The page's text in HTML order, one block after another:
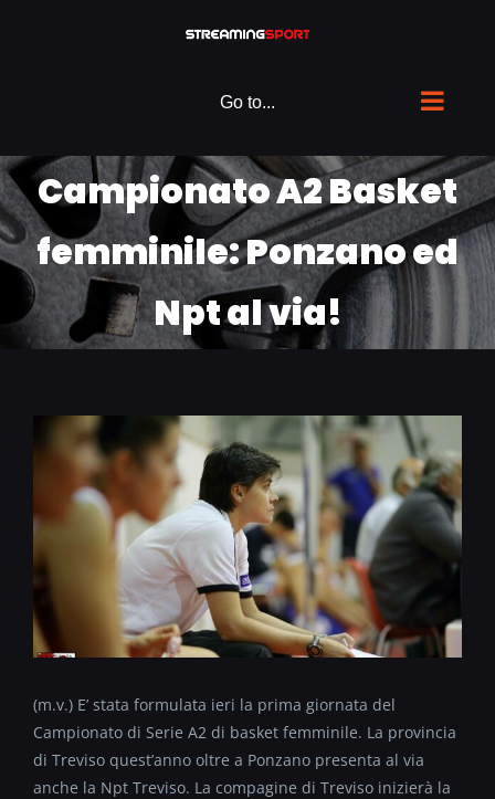
Go to...
Campionato A2 Basket
femminile: Ponzano ed
Npt al via!
(m.v.) E’ stata formulata ieri la prima giornata del
Campionato di Serie A2 di basket femminile. La provincia
di Treviso quest’anno oltre a Ponzano presenta al via
anche la Npt Treviso. La compagine di Treviso inizierà la